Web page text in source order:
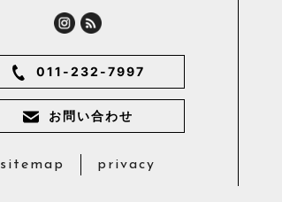
011-232-7997
お問い合わせ
sitemap privacy